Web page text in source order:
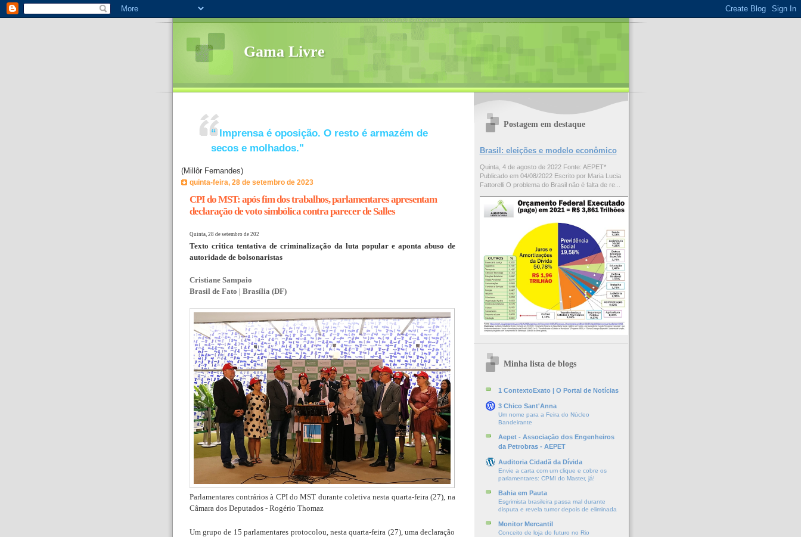
Gama Livre
“ Imprensa é oposição. O resto é armazém de
secos e molhados."
(Millôr Fernandes)
quinta-feira, 28 de setembro de 2023
CPI do MST: após fim dos trabalhos, parlamentares apresentam
declaração de voto simbólica contra parecer de Salles
Quinta, 28 de setembro de 202
Texto critica tentativa de criminalização da luta popular e aponta abuso de
autoridade de bolsonaristas
Cristiane Sampaio
Brasil de Fato | Brasília (DF)
Parlamentares contrários à CPI do MST durante coletiva nesta quarta-feira (27), na
Câmara dos Deputados - Rogério Thomaz
Um grupo de 15 parlamentares protocolou, nesta quarta-feira (27), uma declaração
Postagem em destaque
Brasil: eleições e modelo econômico
Quinta, 4 de agosto de 2022 Fonte: AEPET*
Publicado em 04/08/2022 Escrito por Maria Lucia
Fattorelli O problema do Brasil não é falta de re...
Minha lista de blogs
1 ContextoExato | O Portal de Notícias
3 Chico Sant'Anna
Um nome para a Feira do Núcleo
Bandeirante
Aepet - Associação dos Engenheiros
da Petrobras - AEPET
Auditoria Cidadã da Dívida
Envie a carta com um clique e cobre os
parlamentares: CPMI do Master, já!
Bahia em Pauta
Esgrimista brasileira passa mal durante
disputa e revela tumor depois de eliminada
Monitor Mercantil
Conceito de loja do futuro no Rio